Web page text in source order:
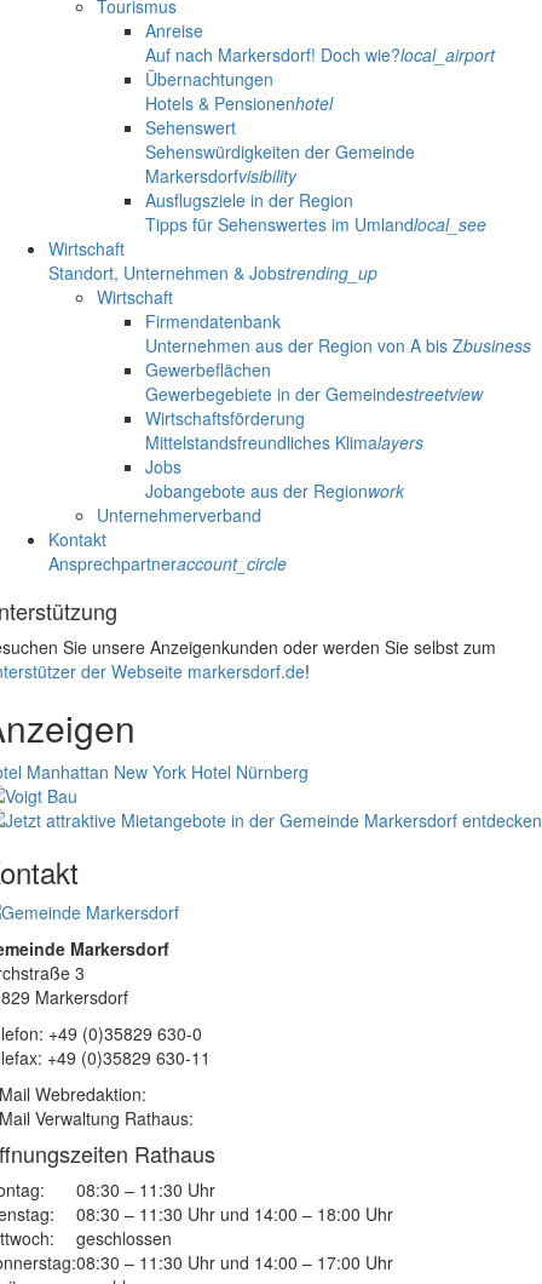
Tourismus
Anreise
Auf nach Markersdorf! Doch wie?local_airport
Übernachtungen
Hotels & Pensionenhotel
Sehenswert
Sehenswürdigkeiten der Gemeinde
Markersdorfvisibility
Ausflugsziele in der Region
Tipps für Sehenswertes im Umlandlocal_see
Wirtschaft
Standort, Unternehmen & Jobstrending_up
Wirtschaft
Firmendatenbank
Unternehmen aus der Region von A bis Zbusiness
Gewerbeflächen
Gewerbegebiete in der Gemeindestreetview
Wirtschaftsförderung
Mittelstandsfreundliches Klimalayers
Jobs
Jobangebote aus der Regionwork
Unternehmerverband
Kontakt
Ansprechpartneraccount_circle
Sie unsere Anzeigenkunden oder werden Sie selbst zum
der Webseite markersdorf.de!
Manhattan New York Hotel Nürnberg
Markersdorf
3
Markersdorf
+49 (0)35829 630-0
+49 (0)35829 630-11
Webredaktion:
Verwaltung Rathaus:
Rathaus
08:30 – 11:30 Uhr
08:30 – 11:30 Uhr und 14:00 – 18:00 Uhr
geschlossen
08:30 – 11:30 Uhr und 14:00 – 17:00 Uhr